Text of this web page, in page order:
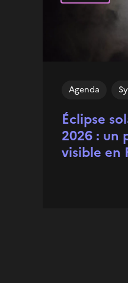
Éclipse
2026 : un
visible en
Agenda